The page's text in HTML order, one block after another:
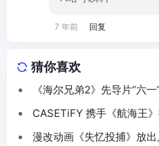
7 年前 回复
猜你喜欢
《海尔兄弟2》先导片“六
CASETiFY 携手《航海王
漫改动画《失忆投捕》放